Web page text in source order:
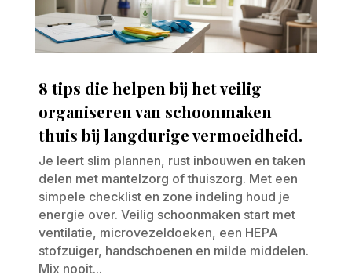
8 tips die helpen bij het veilig
organiseren van schoonmaken
thuis bij langdurige vermoeidheid.
Je leert slim plannen, rust inbouwen en taken
delen met mantelzorg of thuiszorg. Met een
simpele checklist en zone indeling houd je
energie over. Veilig schoonmaken start met
ventilatie, microvezeldoeken, een HEPA
stofzuiger, handschoenen en milde middelen.
Mix nooit...